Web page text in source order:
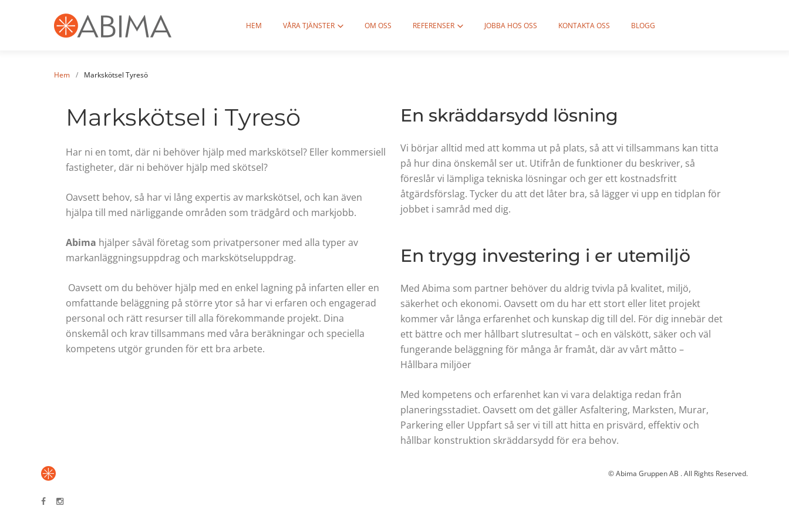
HEM VÅRA TJÄNSTER OM OSS REFERENSER JOBBA HOS OSS KONTAKTA OSS BLOGG
Hem / Markskötsel Tyresö
Markskötsel i Tyresö
Har ni en tomt, där ni behöver hjälp med markskötsel? Eller kommersiell
fastigheter, där ni behöver hjälp med skötsel?
Oavsett behov, så har vi lång expertis av markskötsel, och kan även
hjälpa till med närliggande områden som trädgård och markjobb.
Abima hjälper såväl företag som privatpersoner med alla typer av
markanläggningsuppdrag och markskötseluppdrag.
Oavsett om du behöver hjälp med en enkel lagning på infarten eller en
omfattande beläggning på större ytor så har vi erfaren och engagerad
personal och rätt resurser till alla förekommande projekt. Dina
önskemål och krav tillsammans med våra beräkningar och speciella
kompetens utgör grunden för ett bra arbete.
En skräddarsydd lösning
Vi börjar alltid med att komma ut på plats, så att vi tillsammans kan titta
på hur dina önskemål ser ut. Utifrån de funktioner du beskriver, så
föreslår vi lämpliga tekniska lösningar och ger ett kostnadsfritt
åtgärdsförslag. Tycker du att det låter bra, så lägger vi upp en tidplan för
jobbet i samråd med dig.
En trygg investering i er utemiljö
Med Abima som partner behöver du aldrig tvivla på kvalitet, miljö,
säkerhet och ekonomi. Oavsett om du har ett stort eller litet projekt
kommer vår långa erfarenhet och kunskap dig till del. För dig innebär det
ett bättre och mer hållbart slutresultat – och en välskött, säker och väl
fungerande beläggning för många år framåt, där av vårt måtto –
Hållbara miljöer
Med kompetens och erfarenhet kan vi vara delaktiga redan från
planeringsstadiet. Oavsett om det gäller Asfaltering, Marksten, Murar,
Parkering eller Uppfart så ser vi till att hitta en prisvärd, effektiv och
hållbar konstruktion skräddarsydd för era behov.
© Abima Gruppen AB . All Rights Reserved.